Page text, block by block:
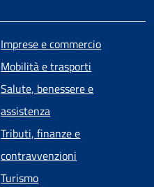
Imprese e commercio
Mobilità e trasporti
Salute, benessere e
assistenza
Tributi, finanze e
contravvenzioni
Turismo